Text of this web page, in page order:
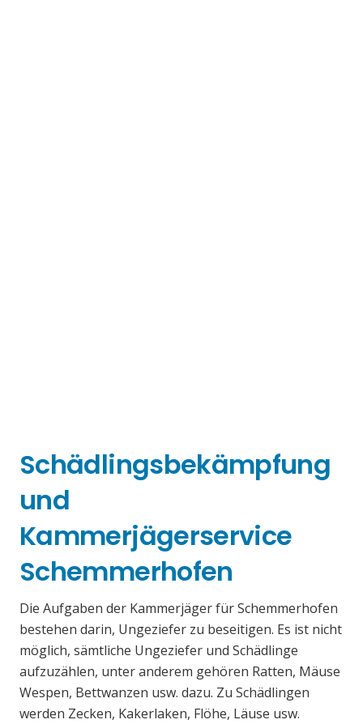
Schädlingsbekämpfung
und
Kammerjägerservice
Schemmerhofen
Die Aufgaben der Kammerjäger für Schemmerhofen
bestehen darin, Ungeziefer zu beseitigen. Es ist nicht
möglich, sämtliche Ungeziefer und Schädlinge
aufzuzählen, unter anderem gehören Ratten, Mäuse
Wespen, Bettwanzen usw. dazu. Zu Schädlingen
werden Zecken, Kakerlaken, Flöhe, Läuse usw.